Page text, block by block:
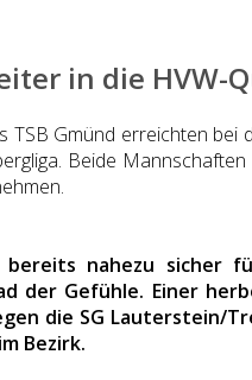
in die HVW-
TSB Gmünd erreichten
Beide
nahezu sicher
der Gefühle. Einer
die SG Lauterstein/
Bezirk.